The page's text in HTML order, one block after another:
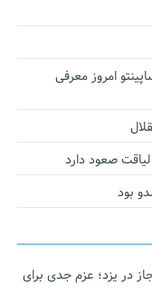
امروز معرفی
صعود دارد
بود
در یزد؛ عزم جدی برای